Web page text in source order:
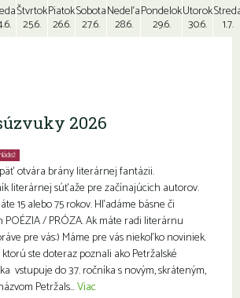
Štvrtok
25.6.
Piatok
26.6.
Sobota
27.6.
Nedeľa
28.6.
Pondelok
29.6.
Utorok
30.6. 1.7.
2026
otvára brány literárnej fantázii.
literárnej súťaže pre začínajúcich autorov.
15 alebo 75 rokov. Hľadáme básne či
/ PRÓZA. Ak máte radi literárnu
pre vás:) Máme pre vás niekoľko noviniek.
ste doteraz poznali ako Petržalské
vstupuje do 37. ročníka s novým, skráteným,
Petržals...Viac